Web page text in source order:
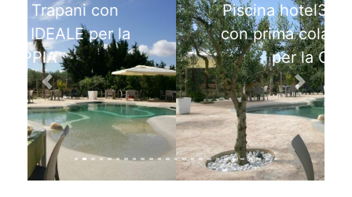
Piscina hotel3stelle Trapani
con prima colazione IDEALE
per la COPPIA
Previous Next